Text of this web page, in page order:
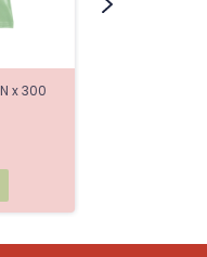
x 300